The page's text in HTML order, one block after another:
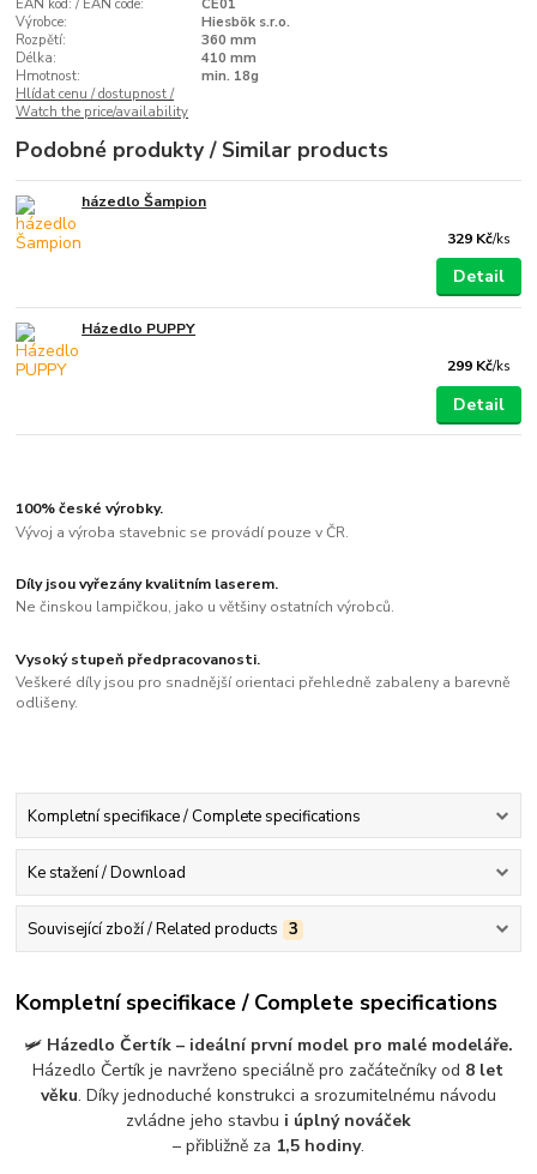
EAN kód: / EAN code:
CE01
Výrobce:
Hiesbök s.r.o.
Rozpětí:
360 mm
Délka:
410 mm
Hmotnost:
min. 18g
Hlídat cenu / dostupnost /
Watch the price/availability
Podobné produkty / Similar products
házedlo Šampion
329 Kč/ks
Detail
Házedlo PUPPY
299 Kč/ks
Detail
100% české výrobky.
Vývoj a výroba stavebnic se provádí pouze v ČR.
Díly jsou vyřezány kvalitním laserem.
Ne činskou lampičkou, jako u většiny ostatních výrobců.
Vysoký stupeň předpracovanosti.
Veškeré díly jsou pro snadnější orientaci přehledně zabaleny a barevně
odlišeny.
Kompletní specifikace / Complete specifications
Ke stažení / Download
Související zboží / Related products 3
Kompletní specifikace / Complete specifications
🛩️ Házedlo Čertík – ideální první model pro malé modeláře.
Házedlo Čertík je navrženo speciálně pro začátečníky od 8 let
věku. Díky jednoduché konstrukci a srozumitelnému návodu
zvládne jeho stavbu i úplný nováček
– přibližně za 1,5 hodiny.